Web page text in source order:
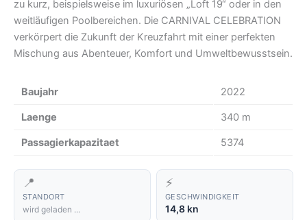
zu kurz, beispielsweise im luxuriösen „Loft 19“ oder in den
weitläufigen Poolbereichen. Die CARNIVAL CELEBRATION
verkörpert die Zukunft der Kreuzfahrt mit einer perfekten
Mischung aus Abenteuer, Komfort und Umweltbewusstsein.
Baujahr 2022
Laenge 340 m
Passagierkapazitaet 5374
📍
STANDORT
wird geladen ...
⚡
GESCHWINDIGKEIT
14,8 kn